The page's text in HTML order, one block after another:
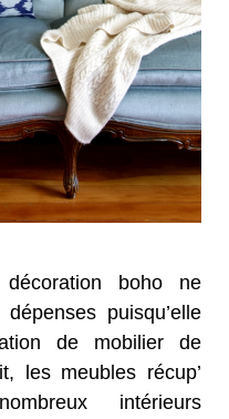
boho ne
puisqu’elle
de mobilier de
les meubles récup’
intérieurs